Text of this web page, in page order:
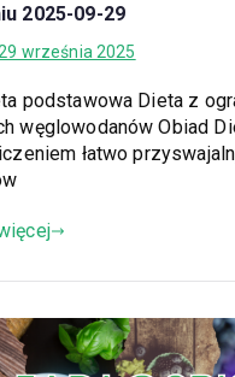
2025-09-29
września 2025
podstawowa Dieta z
węglowodanów Obiad
łatwo